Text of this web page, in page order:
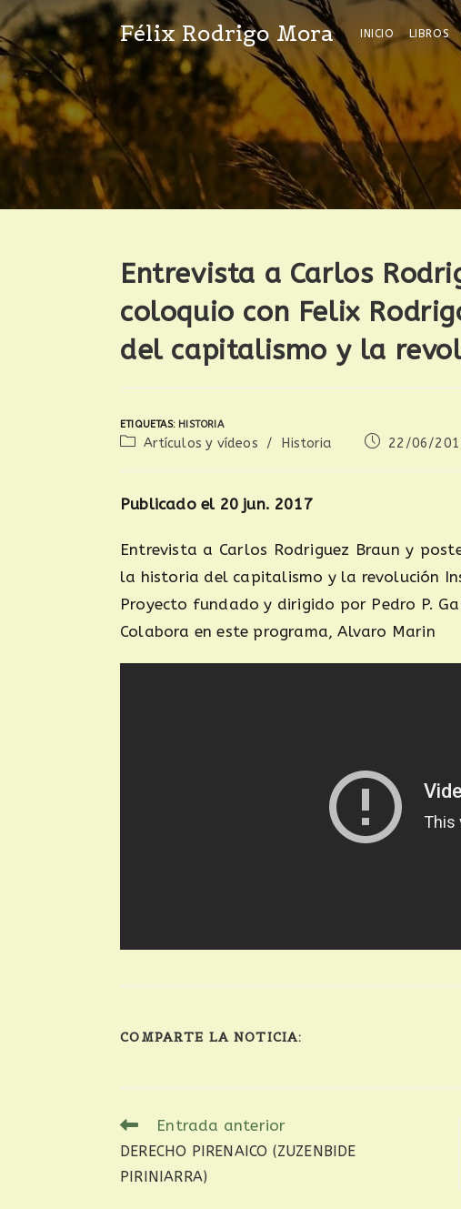
Félix Rodrigo Mora INICIO LIBROS
Entrevista a Carlos
coloquio con Felix
del capitalismo y la
ETIQUETAS: HISTORIA
Artículos y vídeos / Historia 22/06/
Publicado el 20 jun. 2017
Entrevista a Carlos Rodriguez Braun y
la historia del capitalismo y la revolución
Proyecto fundado y dirigido por Pedro P.
Colabora en este programa, Alvaro Marin
COMPARTE LA NOTICIA:
Entrada anterior
DERECHO PIRENAICO (ZUZENBIDE
PIRINIARRA)